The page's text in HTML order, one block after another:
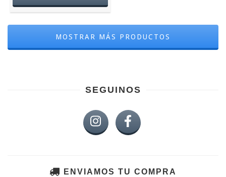
MOSTRAR MÁS PRODUCTOS
SEGUINOS
ENVIAMOS TU COMPRA